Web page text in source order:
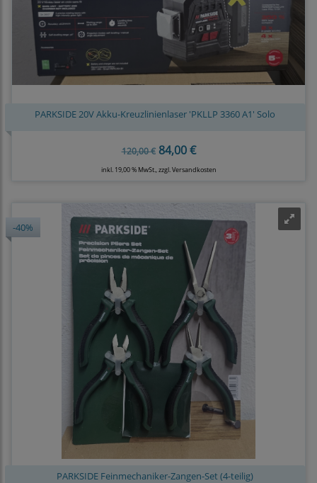
PARKSIDE 20V Akku-Kreuzlinienlaser 'PKLLP 3360 A1' Solo
120,00 €84,00 €
inkl. 19,00 % MwSt., zzgl.Versandkosten
-40%
PARKSIDE Feinmechaniker-Zangen-Set (4-teilig)